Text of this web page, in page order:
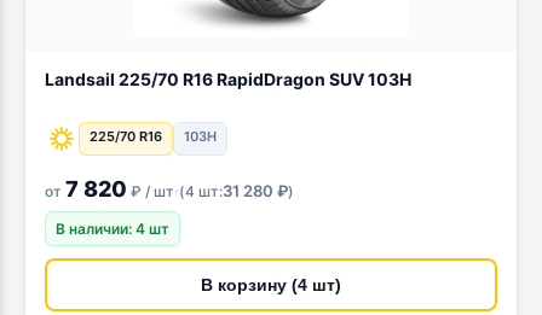
Landsail 225/70 R16 RapidDragon SUV 103H
225/70 R16 103H
от 7 820 ₽ / шт·(4 шт:31 280 ₽)
В наличии: 4 шт
В корзину (4 шт)